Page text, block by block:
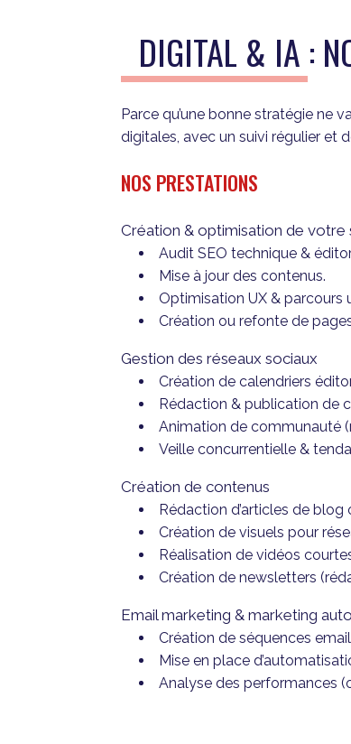
DIGITAL & IA :
Parce qu’une bonne stratégie
digitales, avec un suivi régulier et
NOS PRESTATIONS
Création & optimisation de votre
Audit SEO technique &
Mise à jour des contenus.
Optimisation UX & parcours
Création ou refonte de
Gestion des réseaux sociaux
Création de calendriers
Rédaction & publication de
Animation de communauté
Veille concurrentielle &
Création de contenus
Rédaction d’articles de blog
Création de visuels pour
Réalisation de vidéos
Création de newsletters
Email marketing & marketing
Création de séquences
Mise en place
Analyse des performances